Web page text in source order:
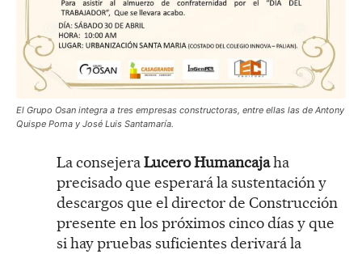
El Grupo Osan integra a tres empresas constructoras, entre ellas las de Antony
Quispe Poma y José Luis Santamaría.
La consejeraLucero Humancajaha
precisado que esperará la sustentación y
descargos que el director de Construcción
presente en los próximos cinco días y que
si hay pruebas suficientes derivará la